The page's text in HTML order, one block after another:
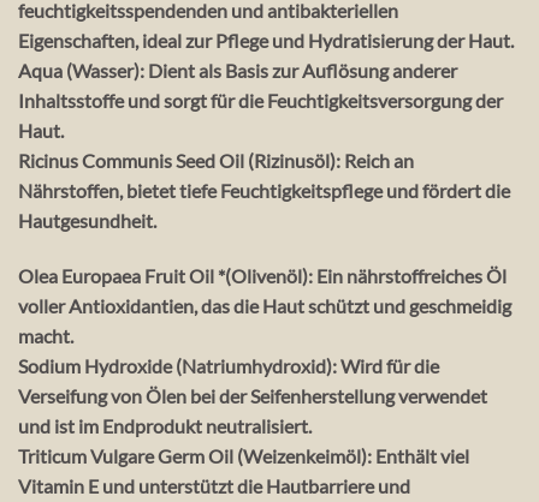
feuchtigkeitsspendenden und antibakteriellen
Eigenschaften, ideal zur Pflege und Hydratisierung der Haut.
Aqua (Wasser): Dient als Basis zur Auflösung anderer
Inhaltsstoffe und sorgt für die Feuchtigkeitsversorgung der
Haut.
Ricinus Communis Seed Oil (Rizinusöl): Reich an
Nährstoffen, bietet tiefe Feuchtigkeitspflege und fördert die
Hautgesundheit.
Olea Europaea Fruit Oil *(Olivenöl): Ein nährstoffreiches Öl
voller Antioxidantien, das die Haut schützt und geschmeidig
macht.
Sodium Hydroxide (Natriumhydroxid): Wird für die
Verseifung von Ölen bei der Seifenherstellung verwendet
und ist im Endprodukt neutralisiert.
Triticum Vulgare Germ Oil (Weizenkeimöl): Enthält viel
Vitamin E und unterstützt die Hautbarriere und